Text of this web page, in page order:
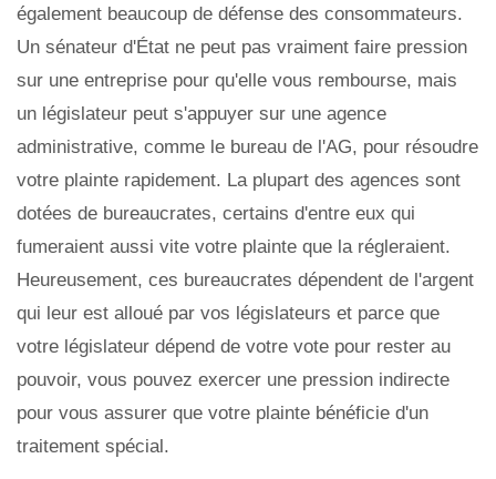
également beaucoup de défense des consommateurs.
Un sénateur d'État ne peut pas vraiment faire pression
sur une entreprise pour qu'elle vous rembourse, mais
un législateur peut s'appuyer sur une agence
administrative, comme le bureau de l'AG, pour résoudre
votre plainte rapidement. La plupart des agences sont
dotées de bureaucrates, certains d'entre eux qui
fumeraient aussi vite votre plainte que la régleraient.
Heureusement, ces bureaucrates dépendent de l'argent
qui leur est alloué par vos législateurs et parce que
votre législateur dépend de votre vote pour rester au
pouvoir, vous pouvez exercer une pression indirecte
pour vous assurer que votre plainte bénéficie d'un
traitement spécial.